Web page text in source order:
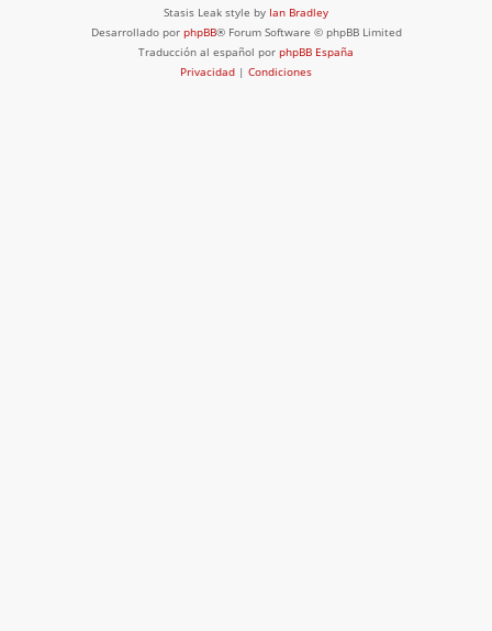
Stasis Leak style by Ian Bradley
Desarrollado por phpBB® Forum Software © phpBB Limited
Traducción al español por phpBB España
Privacidad | Condiciones